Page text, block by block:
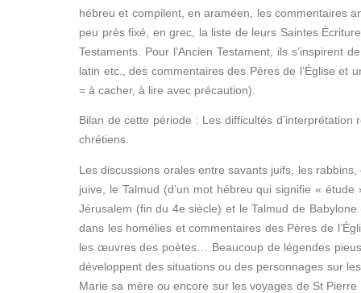
hébreu et compilent, en araméen, les commentaires
peu près fixé, en grec, la liste de leurs Saintes
Testaments. Pour l’Ancien Testament, ils s’inspirent
latin etc., des commentaires des Pères de l’Église et
= à cacher, à lire avec précaution).
Bilan de cette période : Les difficultés
chrétiens.
Les discussions orales entre savants juifs, les
juive, le Talmud (d’un mot hébreu qui signifie «
Jérusalem (fin du 4e siècle) et le Talmud de
dans les homélies et commentaires des Pères de
les œuvres des poètes… Beaucoup de légendes
développent des situations ou des personnages sur
Marie sa mère ou encore sur les voyages de St